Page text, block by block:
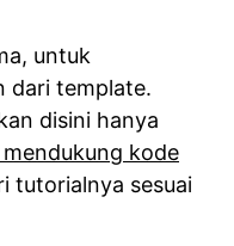
untuk
dari template.
disini hanya
kode
tutorialnya sesuai